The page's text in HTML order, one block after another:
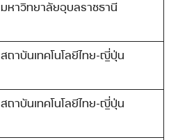
มหาวิทยาลัยอุบลราชธานี
สถาบันเทคโนโลยีไทย-ญี่ปุ่น
สถาบันเทคโนโลยีไทย-ญี่ปุ่น